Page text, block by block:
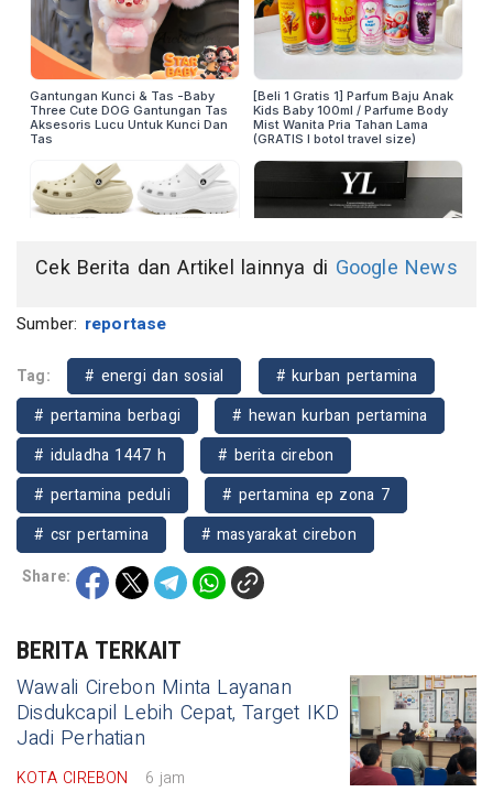
Cek Berita dan Artikel lainnya di Google News
Sumber: reportase
Tag: # energi dan sosial
# kurban pertamina
# pertamina berbagi
# hewan kurban pertamina
# iduladha 1447 h
# berita cirebon
# pertamina peduli
# pertamina ep zona 7
# csr pertamina
# masyarakat cirebon
Share:
BERITA TERKAIT
Wawali Cirebon Minta Layanan
Disdukcapil Lebih Cepat, Target IKD
Jadi Perhatian
KOTA CIREBON 6 jam